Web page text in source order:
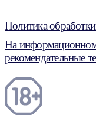
Политика
На
рекомендательные